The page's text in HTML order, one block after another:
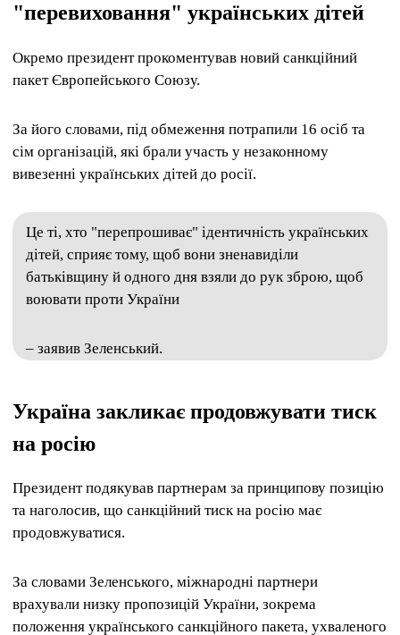
"перевиховання" українських дітей
Окремо президент прокоментував новий санкційний
пакет Європейського Союзу.
За його словами, під обмеження потрапили 16 осіб та
сім організацій, які брали участь у незаконному
вивезенні українських дітей до росії.
Це ті, хто "перепрошиває" ідентичність українських
дітей, сприяє тому, щоб вони зненавиділи
батьківщину й одного дня взяли до рук зброю, щоб
воювати проти України
– заявив Зеленський.
Україна закликає продовжувати тиск
на росію
Президент подякував партнерам за принципову позицію
та наголосив, що санкційний тиск на росію має
продовжуватися.
За словами Зеленського, міжнародні партнери
врахували низку пропозицій України, зокрема
положення українського санкційного пакета, ухваленого